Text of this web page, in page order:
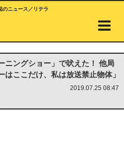
ニュース／リテラ
ニングショー」で吠えた！ 他局
ここだけ、私は放送禁止物体」
2019.07.25 08:47